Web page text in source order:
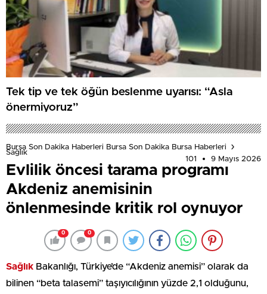
Tek tip ve tek öğün beslenme uyarısı: “Asla
önermiyoruz”
Bursa Son Dakika Haberleri Bursa Son Dakika Bursa Haberleri
Sağlık
101
9 Mayıs 2026
Evlilik öncesi tarama programı
Akdeniz anemisinin
önlenmesinde kritik rol oynuyor
0 0
Sağlık Bakanlığı, Türkiye’de “Akdeniz anemisi” olarak da
bilinen “beta talasemi” taşıyıcılığının yüzde 2,1 olduğunu,